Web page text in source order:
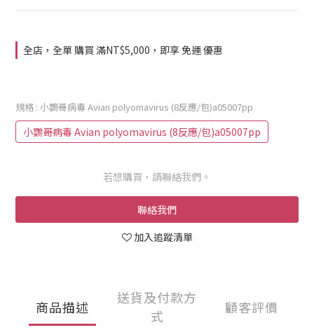
全店，全單 購買 滿NT$5,000，即享 免運 優惠
規格 : 小鸚哥病毒 Avian polyomavirus (8反應/包)a05007pp
小鸚哥病毒 Avian polyomavirus (8反應/包)a05007pp
若想購買，請聯絡我們。
聯絡我們
加入追蹤清單
商品描述
送貨及付款方
式
顧客評價